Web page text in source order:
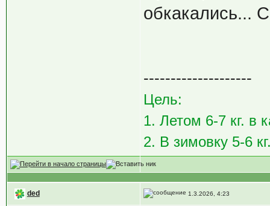
обкакались...
--------------------
Цель:
1. Летом 6-7 кг. в
2. В зимовку 5-6
ded 1.3.2026, 4:23